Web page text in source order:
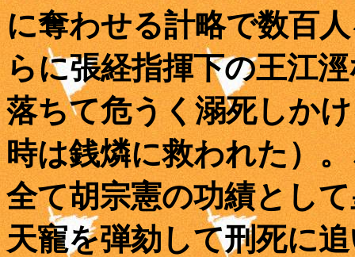
に奪わせる計略で数百
らに張経指揮下の王江
落ちて危うく溺死しか
時は銭燐に救われた）
全て胡宗憲の功績とし
天寵を弾劾して刑死に